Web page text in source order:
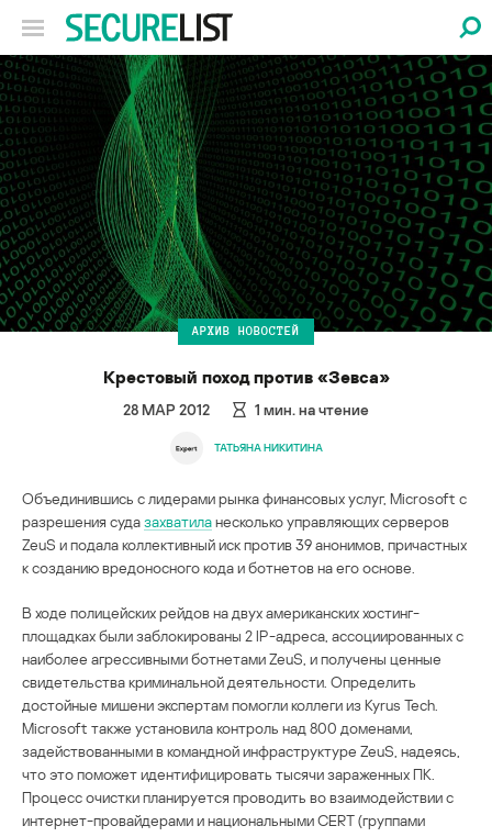
АРХИВ НОВОСТЕЙ
Крестовый поход против «Зевса»
28 МАР 2012 1 мин. на чтение
ТАТЬЯНА НИКИТИНА
Объединившись с лидерами рынка финансовых услуг, Microsoft с
разрешения судазахватиланесколько управляющих серверов
ZeuS и подала коллективный иск против 39 анонимов, причастных
к созданию вредоносного кода и ботнетов на его основе.
В ходе полицейских рейдов на двух американских хостинг-
площадках были заблокированы 2 IP-адреса, ассоциированных с
наиболее агрессивными ботнетами ZeuS, и получены ценные
свидетельства криминальной деятельности. Определить
достойные мишени экспертам помогли коллеги из Kyrus Tech.
Microsoft также установила контроль над 800 доменами,
задействованными в командной инфраструктуре ZeuS, надеясь,
что это поможет идентифицировать тысячи зараженных ПК.
Процесс очистки планируется проводить во взаимодействии с
интернет-провайдерами и национальными CERT (группами